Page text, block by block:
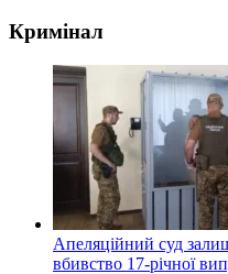
Кримінал
Апеляційний суд
вбивство 17-річної